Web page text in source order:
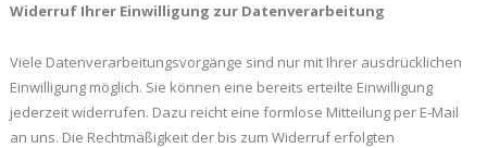
Widerruf Ihrer Einwilligung zur Datenverarbeitung
Viele Datenverarbeitungsvorgänge sind nur mit Ihrer ausdrücklichen
Einwilligung möglich. Sie können eine bereits erteilte Einwilligung
jederzeit widerrufen. Dazu reicht eine formlose Mitteilung per E-Mail
an uns. Die Rechtmäßigkeit der bis zum Widerruf erfolgten